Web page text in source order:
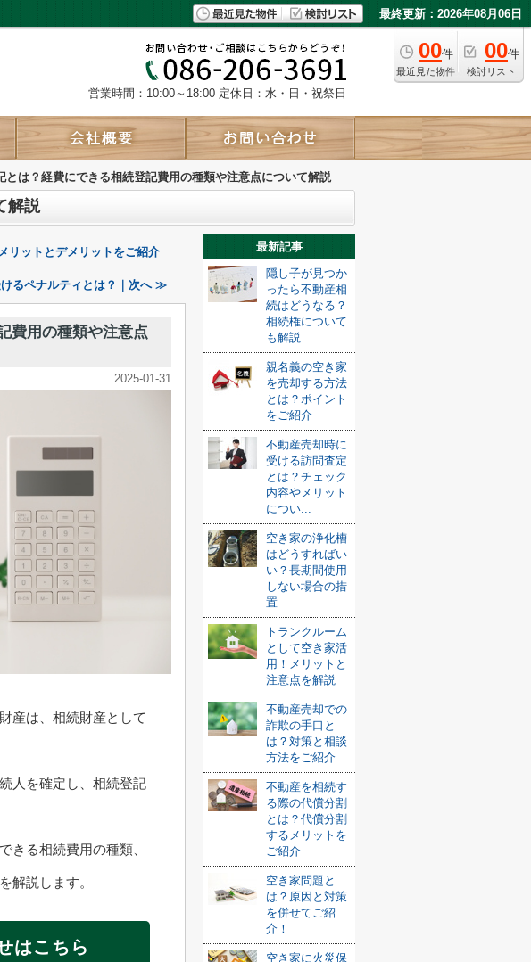
最終更新：2026年08月06日
00件
最近見た物件
00件
検討リスト
営業時間：10:00～18:00 定休日：水・日・祝祭日
とは？経費にできる相続登記費用の種類や注意点について解説
解説
リットとデメリットをご紹介
るペナルティとは？｜次へ ≫
費用の種類や注意点
2025-01-31
産は、相続財産として
人を確定し、相続登記
きる相続費用の種類、
解説します。
はこちら
最新記事
隠し子が見つか
ったら不動産相
続はどうなる？
相続権について
も解説
親名義の空き家
を売却する方法
とは？ポイント
をご紹介
不動産売却時に
受ける訪問査定
とは？チェック
内容やメリット
につい...
空き家の浄化槽
はどうすればい
い？長期間使用
しない場合の措
置
トランクルーム
として空き家活
用！メリットと
注意点を解説
不動産売却での
詐欺の手口と
は？対策と相談
方法をご紹介
不動産を相続す
る際の代償分割
とは？代償分割
するメリットを
ご紹介
空き家問題と
は？原因と対策
を併せてご紹
介！
空き家に火災保